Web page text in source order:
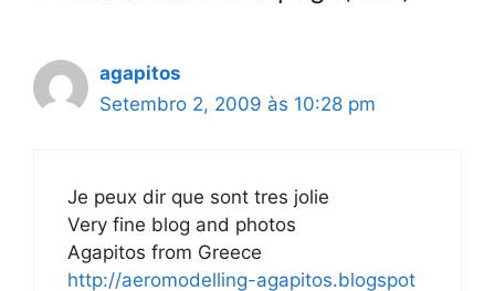
agapitos
Setembro 2, 2009 às 10:28 pm
Je peux dir que sont tres jolie
Very fine blog and photos
Agapitos from Greece
http://aeromodelling-agapitos.blogspot